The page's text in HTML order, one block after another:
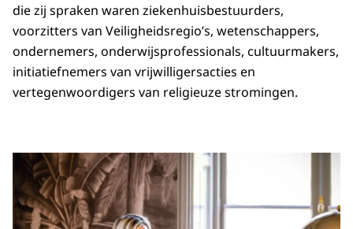
die zij spraken waren ziekenhuisbestuurders,
voorzitters van Veiligheidsregio’s, wetenschappers,
ondernemers, onderwijsprofessionals, cultuurmakers,
initiatiefnemers van vrijwilligersacties en
vertegenwoordigers van religieuze stromingen.